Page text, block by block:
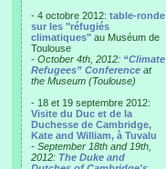
- 4 octobre 2012: table-ronde
sur les "réfugiés
climatiques" au Muséum de
Toulouse
- October 4th, 2012: “Climate
Refugees” Conference at
the Museum (Toulouse)
- 18 et 19 septembre 2012:
Visite du Duc et de la
Duchesse de Cambridge,
Kate and William, à Tuvalu
- September 18th and 19th,
2012: The Duke and